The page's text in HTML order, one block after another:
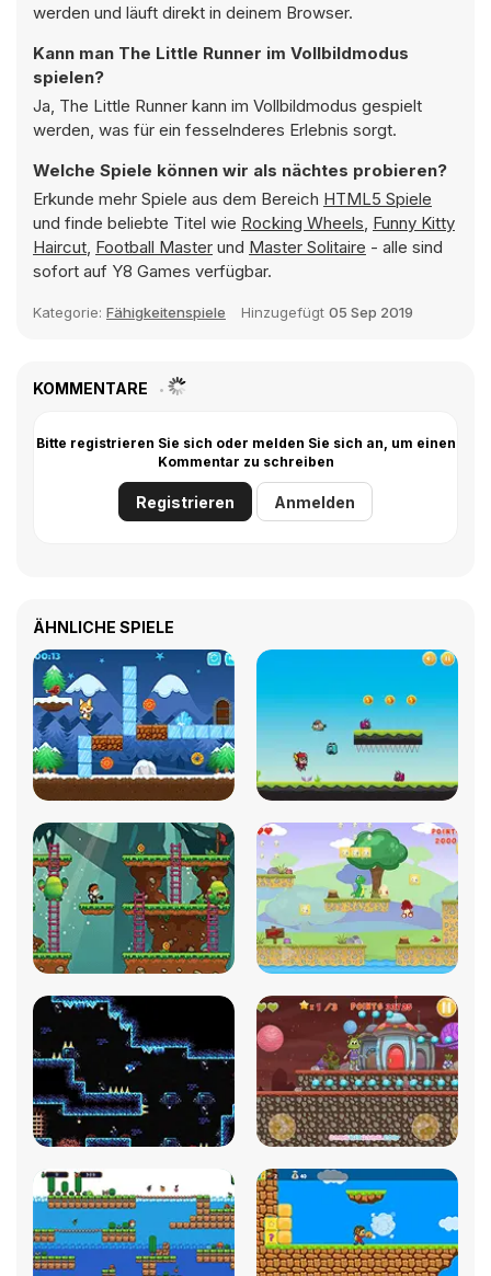
werden und läuft direkt in deinem Browser.
Kann man The Little Runner im Vollbildmodus
spielen?
Ja, The Little Runner kann im Vollbildmodus gespielt
werden, was für ein fesselnderes Erlebnis sorgt.
Welche Spiele können wir als nächtes probieren?
Erkunde mehr Spiele aus dem Bereich HTML5 Spiele
und finde beliebte Titel wie Rocking Wheels, Funny Kitty
Haircut, Football Master und Master Solitaire - alle sind
sofort auf Y8 Games verfügbar.
Kategorie: Fähigkeitenspiele Hinzugefügt 05 Sep 2019
KOMMENTARE
Bitte registrieren Sie sich oder melden Sie sich an, um einen
Kommentar zu schreiben
Registrieren Anmelden
ÄHNLICHE SPIELE